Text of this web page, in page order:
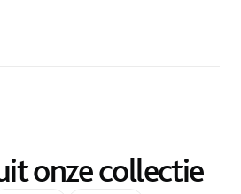
onze collectie